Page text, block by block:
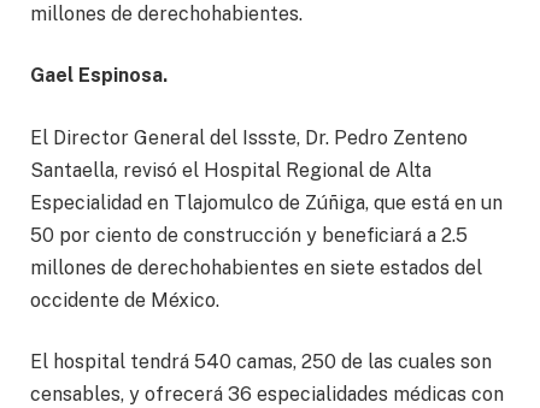
millones de derechohabientes.
Gael Espinosa.
El Director General del Issste, Dr. Pedro Zenteno
Santaella, revisó el Hospital Regional de Alta
Especialidad en Tlajomulco de Zúñiga, que está en un
50 por ciento de construcción y beneficiará a 2.5
millones de derechohabientes en siete estados del
occidente de México.
El hospital tendrá 540 camas, 250 de las cuales son
censables, y ofrecerá 36 especialidades médicas con